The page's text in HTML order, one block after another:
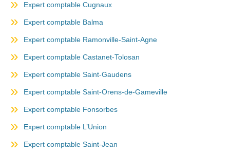
Expert comptable Cugnaux
Expert comptable Balma
Expert comptable Ramonville-Saint-Agne
Expert comptable Castanet-Tolosan
Expert comptable Saint-Gaudens
Expert comptable Saint-Orens-de-Gameville
Expert comptable Fonsorbes
Expert comptable L’Union
Expert comptable Saint-Jean